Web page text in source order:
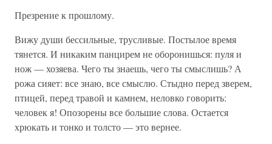
Презрение к прошлому.
Вижу души бессильные, трусливые. Постылое время
тянется. И никаким панцирем не оборонишься: пуля и
нож — хозяева. Чего ты знаешь, чего ты смыслишь? А
рожа сияет: все знаю, все смыслю. Стыдно перед зверем,
птицей, перед травой и камнем, неловко говорить:
человек я! Опозорены все большие слова. Остается
хрюкать и тонко и толсто — это вернее.